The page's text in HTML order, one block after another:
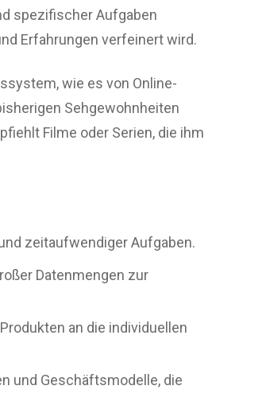
spezifischer Aufgaben
Erfahrungen verfeinert wird.
wie es von Online-
Sehgewohnheiten
Filme oder Serien, die ihm
zeitaufwendiger Aufgaben.
Datenmengen zur
an die individuellen
und Geschäftsmodelle, die